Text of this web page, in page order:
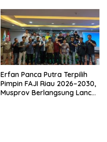
Erfan Panca Putra Terpilih
Pimpin FAJI Riau 2026–2030,
Musprov Berlangsung Lancar